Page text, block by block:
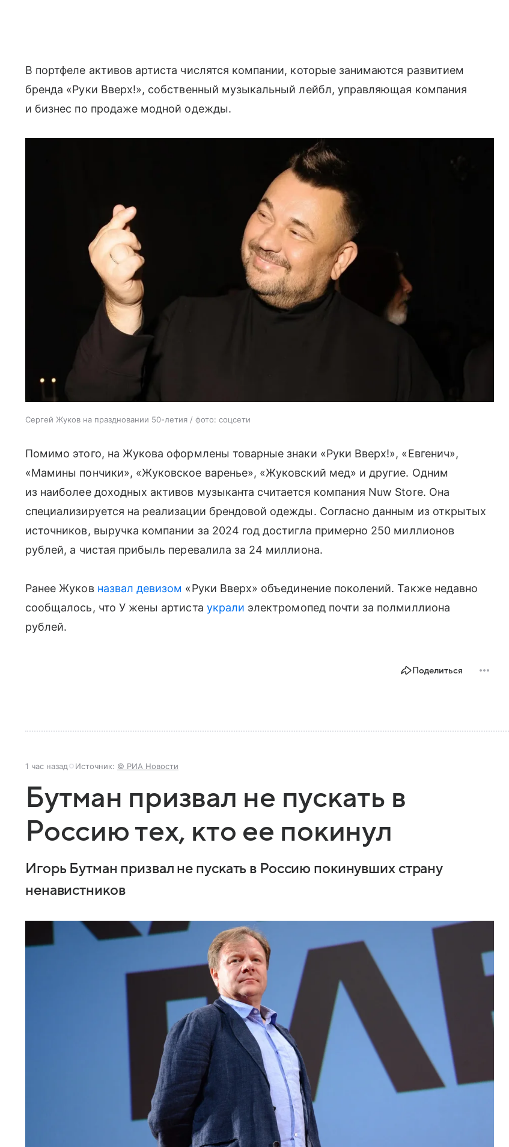
В портфеле активов артиста числятся компании, которые занимаются развитием
бренда «Руки Вверх!», собственный музыкальный лейбл, управляющая компания
и бизнес по продаже модной одежды.
Сергей Жуков на праздновании 50-летия / фото: соцсети
Помимо этого, на Жукова оформлены товарные знаки «Руки Вверх!», «Евгенич»,
«Мамины пончики», «Жуковское варенье», «Жуковский мед» и другие. Одним
из наиболее доходных активов музыканта считается компания Nuw Store. Она
специализируется на реализации брендовой одежды. Согласно данным из открытых
источников, выручка компании за 2024 год достигла примерно 250 миллионов
рублей, а чистая прибыль перевалила за 24 миллиона.
Ранее Жуков назвал девизом «Руки Вверх» объединение поколений. Также недавно
сообщалось, что У жены артиста украли электромопед почти за полмиллиона
рублей.
Поделиться
1 час назад Источник: © РИА Новости
Бутман призвал не пускать в
Россию тех, кто ее покинул
Игорь Бутман призвал не пускать в Россию покинувших страну
ненавистников